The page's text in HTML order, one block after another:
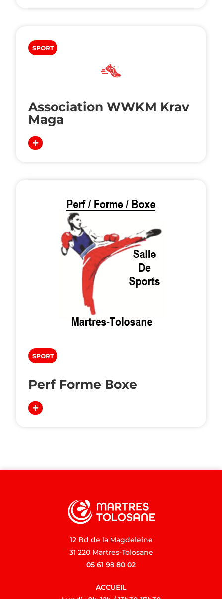
SPORT
Association WWKM Krav
Maga
SPORT
Perf Forme Boxe
12 Bd de la Magdeleine
31 220 Martres-Tolosane
05 61 98 80 02
ACCUEIL